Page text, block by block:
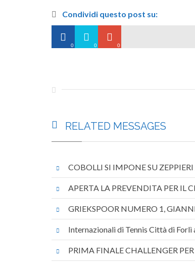
Condividi questo post su:
0 0 0
RELATED MESSAGES
COBOLLI SI IMPONE SU ZEPPIERI
APERTA LA PREVENDITA PER IL
GRIEKSPOOR NUMERO 1,
Internazionali di Tennis Città di Forlì
PRIMA FINALE CHALLENGER